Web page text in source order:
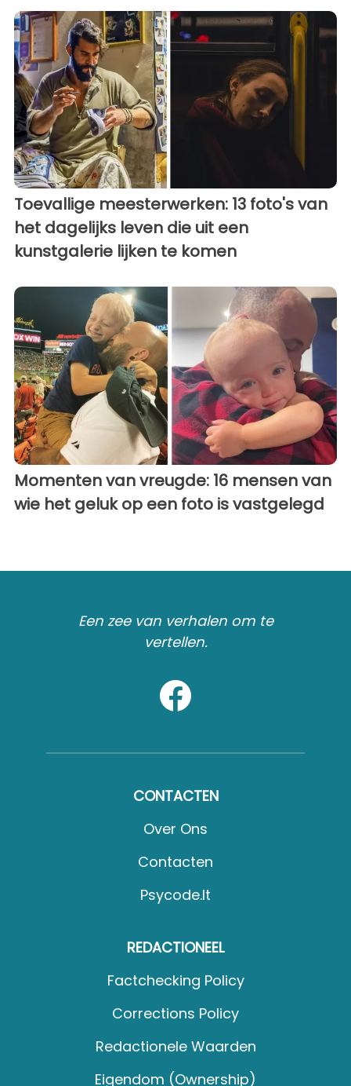
Toevallige meesterwerken: 13 foto's van
het dagelijks leven die uit een
kunstgalerie lijken te komen
Momenten van vreugde: 16 mensen van
wie het geluk op een foto is vastgelegd
Een zee van verhalen om te
vertellen.
CONTACTEN
Over Ons
Contacten
Psycode.it
REDACTIONEEL
Factchecking Policy
Corrections Policy
Redactionele Waarden
Eigendom (Ownership)